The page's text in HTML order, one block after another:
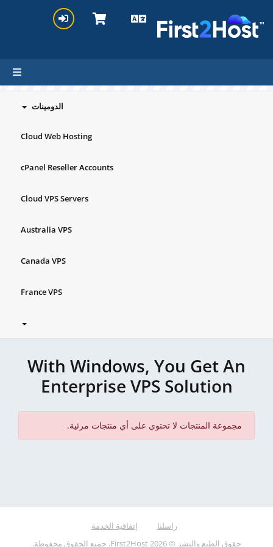
الدومينات
Cloud Web Hosting
cPanel Reseller Accounts
Cloud VPS Servers
Australia VPS
Canada VPS
France VPS
With Windows, You Get An
Enterprise VPS Solution
مجموعة المنتجات لا تحتوي على أي منتجات مرئية.
راسلنا
إتفاقية الخدمة
حقوق الطبع والنشر © 2026 First2Host. جميع الحقوق محفوظة.